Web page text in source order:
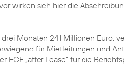
wirken sich hier die
Monaten 241 Millionen Euro,
für Mietleitungen und
FCF „after Lease“ für die